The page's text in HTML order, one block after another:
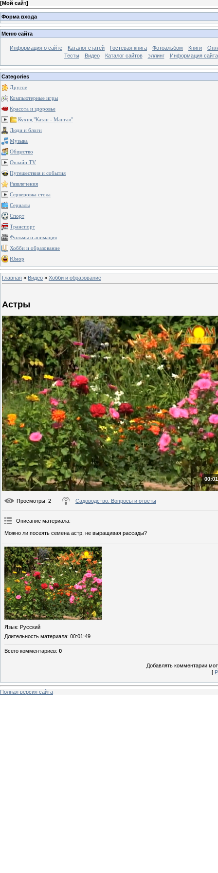
[Мой сайт]
Форма входа
Меню сайта
Информация о сайте Каталог статей Гостевая книга Фотоальбом Книги
Тесты
Видео Каталог сайтов эллинг Информация сайта
Categories
Другое
Компьютерные игры
Красота и здоровье
Кухня,"Казан - Мангал"
Люди и блоги
Музыка
Общество
Онлайн TV
Путешествия и события
Развлечения
Серверовка стола
Сериалы
Спорт
Транспорт
Фильмы и анимация
Хобби и образование
Юмор
Главная » Видео » Хобби и образование
Астры
Просмотры: 2 Садоводство. Вопросы и ответы
Описание материала:
Можно ли посеять семена астр, не выращивая рассады?
Язык: Русский
Длительность материала: 00:01:49
Всего комментариев: 0
Добавлять комментарии
[
Полная версия сайта